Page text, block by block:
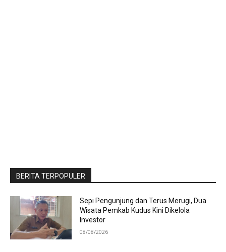
BERITA TERPOPULER
Sepi Pengunjung dan Terus Merugi, Dua
Wisata Pemkab Kudus Kini Dikelola
Investor
08/08/2026